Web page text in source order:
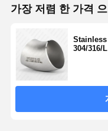
가장 저렴 한 가격
304/316/